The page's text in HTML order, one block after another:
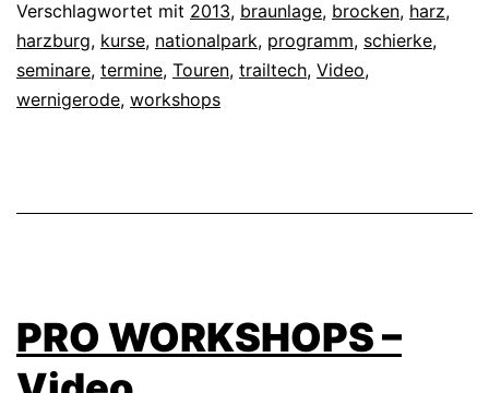
Verschlagwortet mit 2013, braunlage, brocken, harz,
harzburg, kurse, nationalpark, programm, schierke,
seminare, termine, Touren, trailtech, Video,
wernigerode, workshops
PRO WORKSHOPS –